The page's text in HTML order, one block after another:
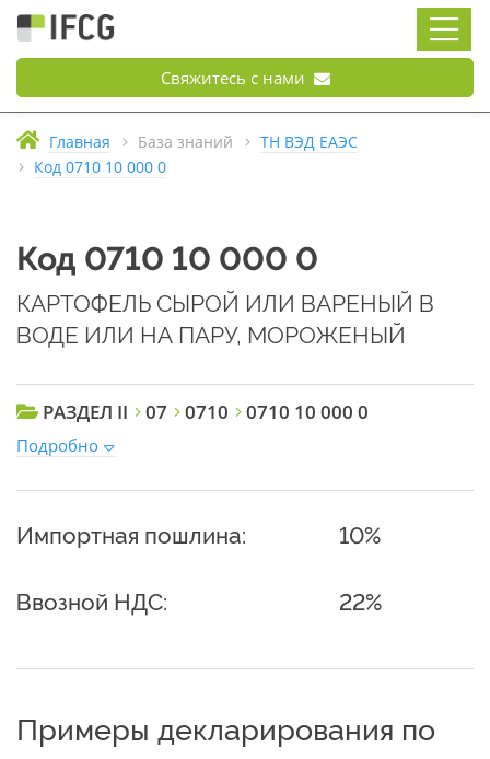
Свяжитесь с нами
Главная База знаний
ТН ВЭД ЕАЭС
Код 0710 10 000 0
Код 0710 10 000 0
КАРТОФЕЛЬ СЫРОЙ ИЛИ ВАРЕНЫЙ В
ВОДЕ ИЛИ НА ПАРУ, МОРОЖЕНЫЙ
РАЗДЕЛ II 07 0710 0710 10 000 0
Подробно
Импортная пошлина: 10%
Ввозной НДС: 22%
Примеры декларирования по